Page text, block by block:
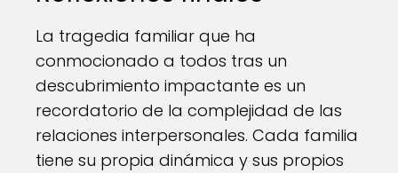
La tragedia familiar que ha
conmocionado a todos tras un
descubrimiento impactante es un
recordatorio de la complejidad de las
relaciones interpersonales. Cada familia
tiene su propia dinámica y sus propios